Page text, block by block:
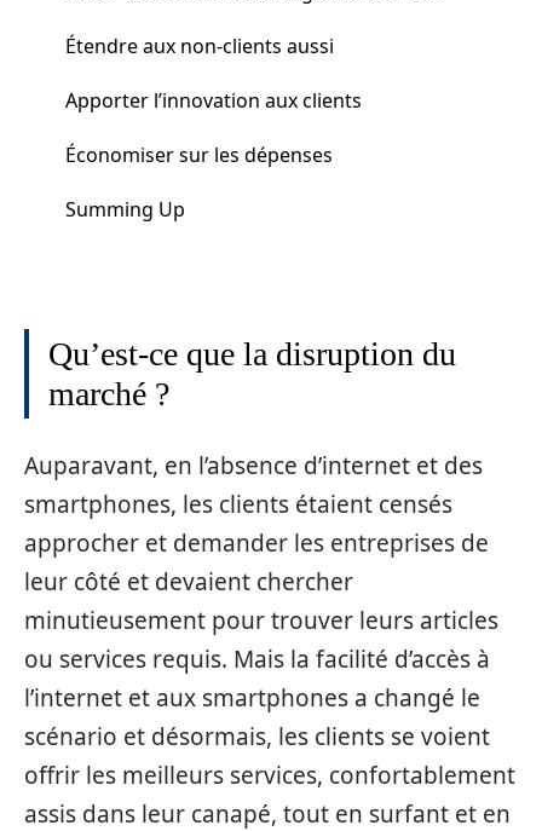
Étendre aux non-clients aussi
Apporter l’innovation aux clients
Économiser sur les dépenses
Summing Up
Qu’est-ce que la disruption du
marché ?
Auparavant, en l’absence d’internet et des
smartphones, les clients étaient censés
approcher et demander les entreprises de
leur côté et devaient chercher
minutieusement pour trouver leurs articles
ou services requis. Mais la facilité d’accès à
l’internet et aux smartphones a changé le
scénario et désormais, les clients se voient
offrir les meilleurs services, confortablement
assis dans leur canapé, tout en surfant et en